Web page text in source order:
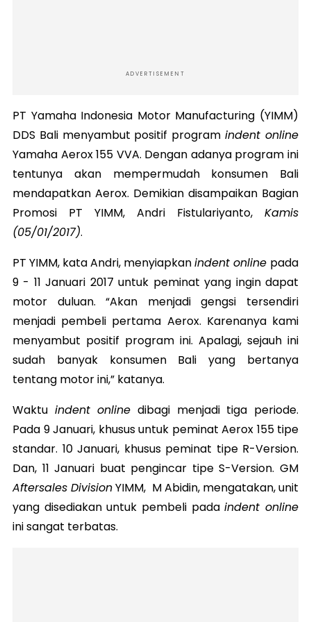
ADVERTISEMENT
PT Yamaha Indonesia Motor Manufacturing (YIMM)
DDS Bali menyambut positif programindent online
Yamaha Aerox 155 VVA. Dengan adanya program ini
tentunya akan mempermudah konsumen Bali
mendapatkan Aerox. Demikian disampaikan Bagian
Promosi PT YIMM, Andri Fistulariyanto, Kamis
(05/01/2017).
PT YIMM, kata Andri, menyiapkanindent online pada
9 - 11 Januari 2017 untuk peminat yang ingin dapat
motor duluan. “Akan menjadi gengsi tersendiri
menjadi pembeli pertama Aerox. Karenanya kami
menyambut positif program ini. Apalagi, sejauh ini
sudah banyak konsumen Bali yang bertanya
tentang motor ini,” katanya.
Waktu indent online dibagi menjadi tiga periode.
Pada 9 Januari, khusus untuk peminat Aerox 155 tipe
standar. 10 Januari, khusus peminat tipe R-Version.
Dan, 11 Januari buat pengincar tipe S-Version. GM
Aftersales DivisionYIMM, M Abidin, mengatakan, unit
yang disediakan untuk pembeli padaindent online
ini sangat terbatas.